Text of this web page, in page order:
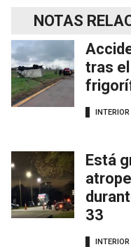
NOTAS
tras
INTERIOR
Está
33
INTERIOR